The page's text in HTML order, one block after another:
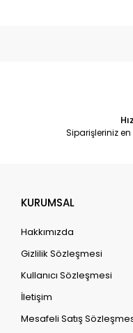
Siparişleriniz en
KURUMSAL
Hakkımızda
Gizlilik Sözleşmesi
Kullanıcı Sözleşmesi
İletişim
Mesafeli Satış